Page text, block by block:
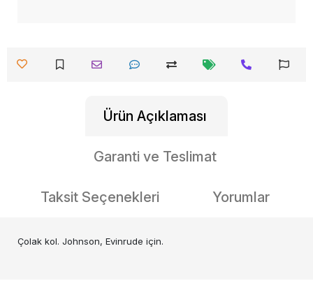
Ürün Açıklaması
Garanti ve Teslimat
Taksit Seçenekleri Yorumlar
Çolak kol. Johnson, Evinrude için.